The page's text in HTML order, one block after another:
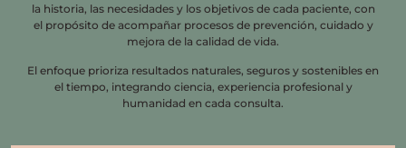
la historia, las necesidades y los objetivos de cada paciente, con
el propósito de acompañar procesos de prevención, cuidado y
mejora de la calidad de vida.
El enfoque prioriza resultados naturales, seguros y sostenibles en
el tiempo, integrando ciencia, experiencia profesional y
humanidad en cada consulta.